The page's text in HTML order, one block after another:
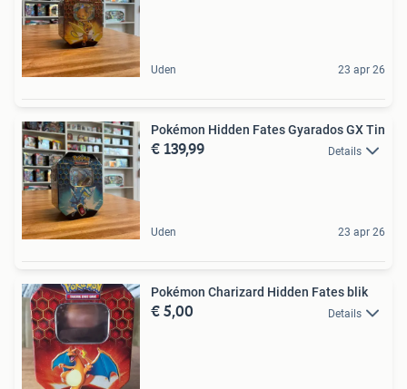
Uden 23 apr 26
Pokémon Hidden Fates Gyarados GX Tin
€ 139,99 Details
Uden 23 apr 26
Pokémon Charizard Hidden Fates blik
€ 5,00 Details